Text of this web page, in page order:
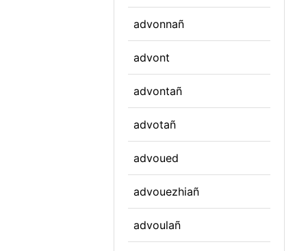
advonnañ
advont
advontañ
advotañ
advoued
advouezhiañ
advoulañ